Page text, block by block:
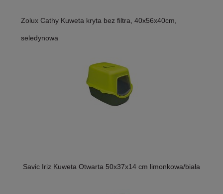
Zolux Cathy Kuweta kryta bez filtra, 40x56x40cm,
seledynowa
Savic Iriz Kuweta Otwarta 50x37x14 cm limonkowa/biała